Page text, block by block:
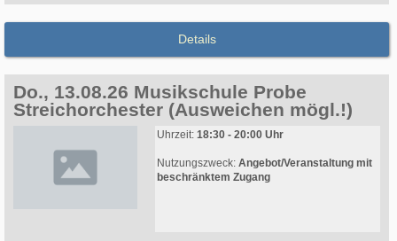
Details
Do., 13.08.26 Musikschule Probe
Streichorchester (Ausweichen mögl.!)
Uhrzeit: 18:30 - 20:00 Uhr
Nutzungszweck: Angebot/Veranstaltung mit
beschränktem Zugang